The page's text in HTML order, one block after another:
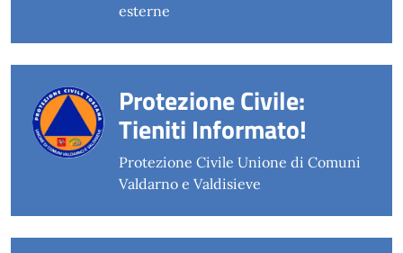
esterne
Protezione Civile:
Tieniti Informato!
Protezione Civile Unione di Comuni
Valdarno e Valdisieve